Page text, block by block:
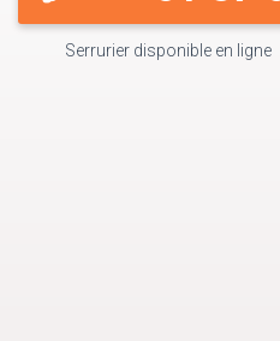
Serrurier disponible en ligne